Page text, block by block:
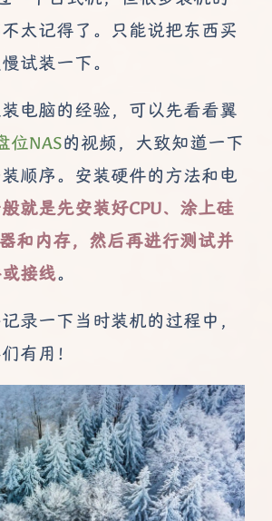
太记得了。只能说把东西买
试装一下。
电脑的经验，可以先看看翼
位NAS的视频，大致知道一下
顺序。安装硬件的方法和电
就是先安装好CPU、涂上硅
和内存，然后再进行测试并
接线。
录一下当时装机的过程中，
有用！